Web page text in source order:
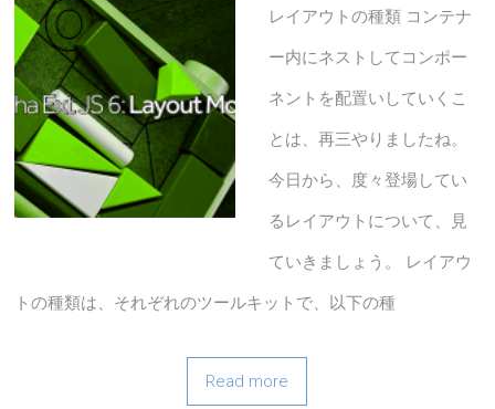
レイアウトの種類 コンテナ
ー内にネストしてコンポー
ネントを配置いしていくこ
とは、再三やりましたね。
今日から、度々登場してい
るレイアウトについて、見
ていきましょう。 レイアウ
トの種類は、それぞれのツールキットで、以下の種
Read more